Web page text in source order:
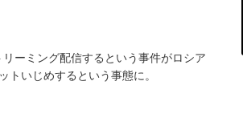
ーミング配信するという事件がロシア
トいじめするという事態に。